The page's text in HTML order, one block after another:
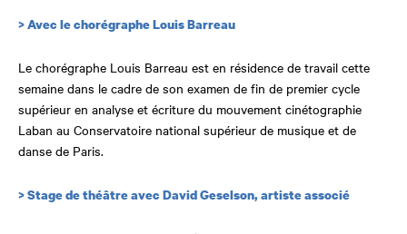
> Avec le chorégraphe Louis Barreau
Le chorégraphe Louis Barreau est en résidence de travail cette
semaine dans le cadre de son examen de fin de premier cycle
supérieur en analyse et écriture du mouvement cinétographie
Laban au Conservatoire national supérieur de musique et de
danse de Paris.
> Stage de théâtre avec David Geselson, artiste associé